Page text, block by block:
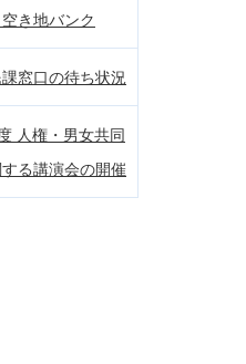
き地バンク
窓口の待ち状況
人権・男女共同
る講演会の開催